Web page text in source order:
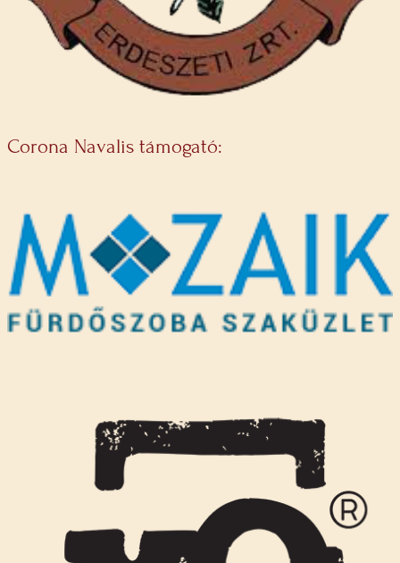
Corona Navalis támogató: